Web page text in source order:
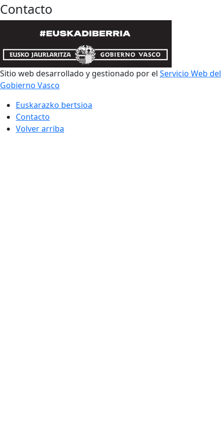
Contacto
Sitio web desarrollado y gestionado por el Servicio Web del
Gobierno Vasco
Euskarazko bertsioa
Contacto
Volver arriba